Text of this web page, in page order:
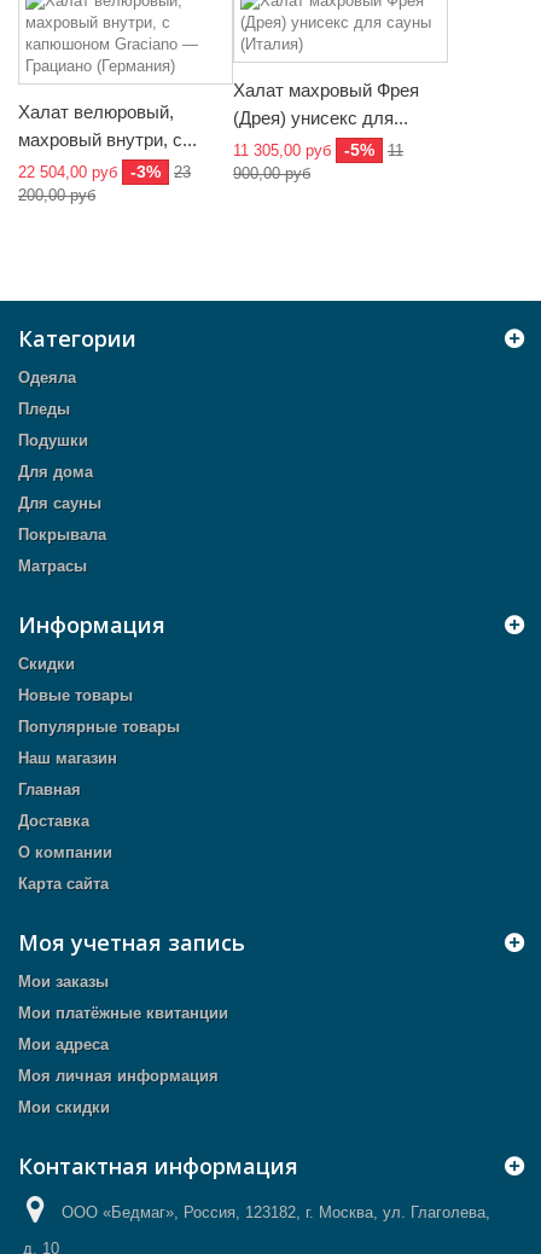
Халат велюровый,
махровый внутри, с...
22 504,00 руб -3%
23
200,00 руб
Халат махровый Фрея
(Дрея) унисекс для...
11 305,00 руб -5%
11
900,00 руб
Категории
Одеяла
Пледы
Подушки
Для дома
Для сауны
Покрывала
Матрасы
Информация
Скидки
Новые товары
Популярные товары
Наш магазин
Главная
Доставка
О компании
Карта сайта
Моя учетная запись
Мои заказы
Мои платёжные квитанции
Мои адреса
Моя личная информация
Мои скидки
Контактная информация
ООО «Бедмаг», Россия, 123182, г. Москва, ул. Глаголева,
д. 10